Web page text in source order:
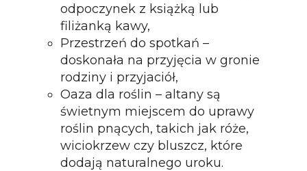
odpoczynek z książką lub
filiżanką kawy,
Przestrzeń do spotkań –
doskonała na przyjęcia w gronie
rodziny i przyjaciół,
Oaza dla roślin – altany są
świetnym miejscem do uprawy
roślin pnących, takich jak róże,
wiciokrzew czy bluszcz, które
dodają naturalnego uroku.